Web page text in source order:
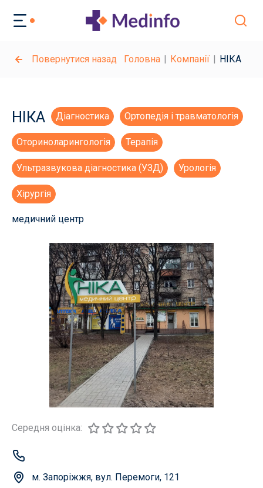
Повернутися назад Головна Компанії НІКА
НІКА Діагностика Ортопедія і травматологія
Оториноларингологія Терапія
Ультразвукова діагностика (УЗД) Урологія
Хірургія
медичний центр
Середня оцінка:
м. Запоріжжя, вул. Перемоги, 121